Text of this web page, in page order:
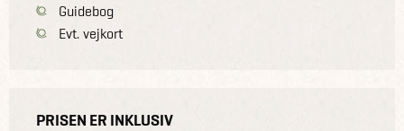
Guidebog
Evt. vejkort
PRISEN ER INKLUSIV